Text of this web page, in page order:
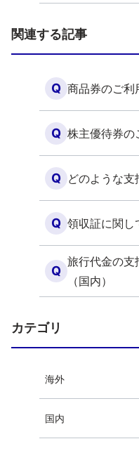
関連する記事
Q 商品券のご利
Q 株主優待券の
Q どのような
Q 領収証に関し
Q
旅行代金の支
（国内）
カテゴリ
海外
国内